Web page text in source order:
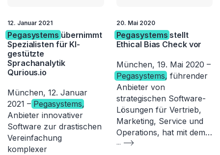
12. Januar 2021
Pegasystems übernimmt
Spezialisten für KI-
gestützte
Sprachanalytik
Qurious.io
München, 12. Januar
2021 – Pegasystems,
Anbieter innovativer
Software zur drastischen
Vereinfachung
komplexer
20. Mai 2020
Pegasystemsstellt
Ethical Bias Check vor
München, 19. Mai 2020 –
Pegasystems, führender
Anbieter von
strategischen Software-
Lösungen für Vertrieb,
Marketing, Service und
Operations, hat mit dem…
...